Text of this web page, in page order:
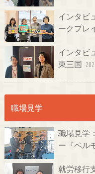
インタビ
ークプレ
インタビ
東三国
職場見学
職場見学
ー『ペル
就労移行